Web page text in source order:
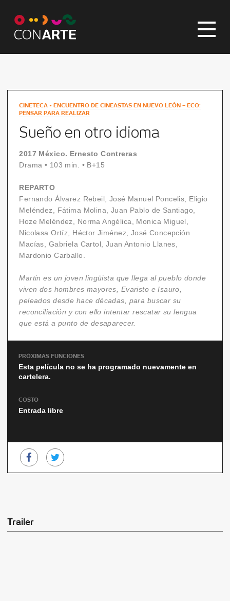
CINETECA •ENCUENTRO DE CINEASTAS EN NUEVO LEÓN – ECO:
PENSAR PARA REALIZAR
Sueño en otro idioma
2017 México. Ernesto Contreras
Drama • 103 min. •B+15
REPARTO
Fernando Álvarez Rebeil, José Manuel Poncelis, Eligio
Meléndez, Fátima Molina, Juan Pablo de Santiago,
Hoze Meléndez, Norma Angélica, Monica Miguel,
Nicolasa Ortíz, Héctor Jiménez, José Concepción
Macías, Gabriela Cartol, Juan Antonio Llanes,
Mardonio Carballo.
Martin es un joven lingüista que llega al pueblo donde
viven dos hombres mayores, Evaristo e Isauro,
peleados desde hace décadas, para buscar su
reconciliación y con ello intentar rescatar su lengua
que está a punto de desaparecer.
PRÓXIMAS FUNCIONES
Esta película no se ha programado nuevamente en
cartelera.
COSTO
Entrada libre
Trailer